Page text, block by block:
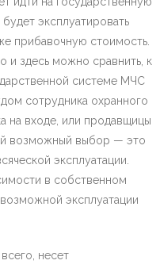
эксплуатировать
прибавочную стоимость.
и здесь можно сравнить, к
системе МЧС
сотрудника охранного
на входе, или продавщицы
возможный выбор — это
эксплуатации.
в собственном
эксплуатации
несет